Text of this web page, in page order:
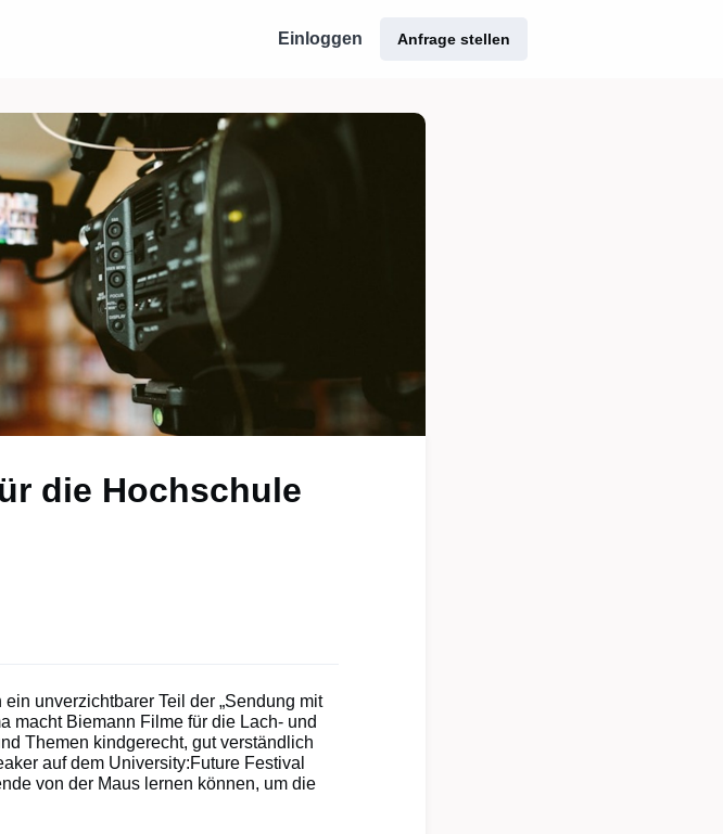
Einloggen Anfrage stellen
die Hochschule
unverzichtbarer Teil der „Sendung mit
macht Biemann Filme für die Lach- und
Themen kindgerecht, gut verständlich
auf dem University:Future Festival
von der Maus lernen können, um die